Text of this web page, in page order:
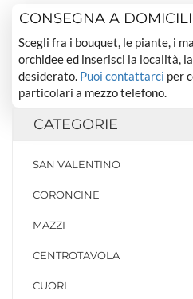
CONSEGNA A
Scegli fra i bouquet, le piante, i
orchidee ed inserisci la località,
desiderato. Puoi contattarci per
particolari a mezzo telefono.
CATEGORIE
SAN VALENTINO
CORONCINE
MAZZI
CENTROTAVOLA
CUORI